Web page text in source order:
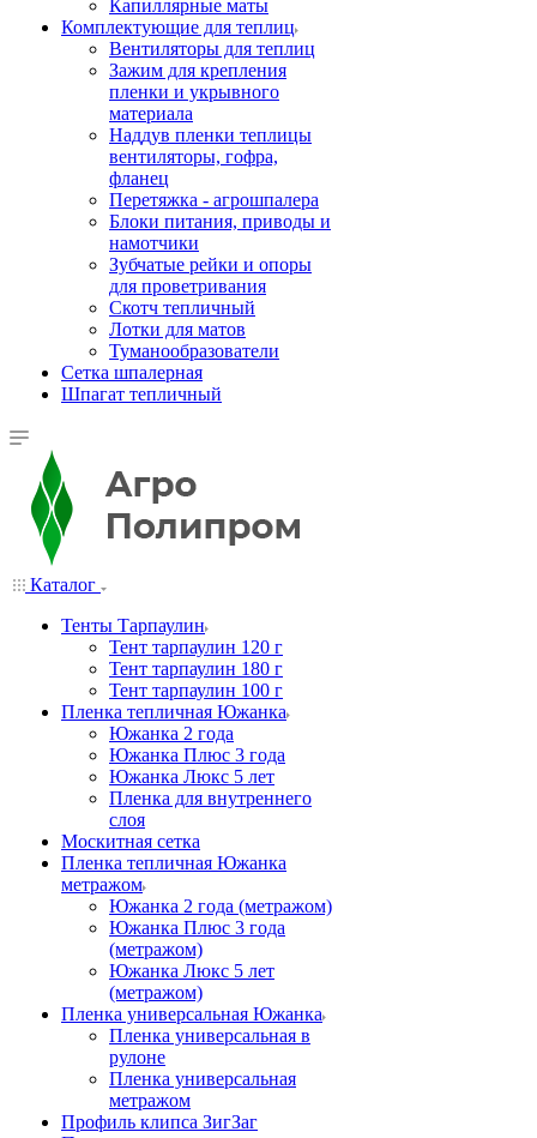
Капиллярные маты
Комплектующие для теплиц
Вентиляторы для теплиц
Зажим для крепления
пленки и укрывного
материала
Наддув пленки теплицы
вентиляторы, гофра,
фланец
Перетяжка - агрошпалера
Блоки питания, приводы и
намотчики
Зубчатые рейки и опоры
для проветривания
Скотч тепличный
Лотки для матов
Туманообразователи
Сетка шпалерная
Шпагат тепличный
Каталог
Тенты Тарпаулин
Тент тарпаулин 120 г
Тент тарпаулин 180 г
Тент тарпаулин 100 г
Пленка тепличная Южанка
Южанка 2 года
Южанка Плюс 3 года
Южанка Люкс 5 лет
Пленка для внутреннего
слоя
Москитная сетка
Пленка тепличная Южанка
метражом
Южанка 2 года (метражом)
Южанка Плюс 3 года
(метражом)
Южанка Люкс 5 лет
(метражом)
Пленка универсальная Южанка
Пленка универсальная в
рулоне
Пленка универсальная
метражом
Профиль клипса ЗигЗаг